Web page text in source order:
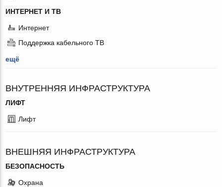
ИНТЕРНЕТ И ТВ
Интернет
Поддержка кабельного ТВ
ещё
ВНУТРЕННЯЯ ИНФРАСТРУКТУРА
ЛИФТ
Лифт
ВНЕШНЯЯ ИНФРАСТРУКТУРА
БЕЗОПАСНОСТЬ
Охрана